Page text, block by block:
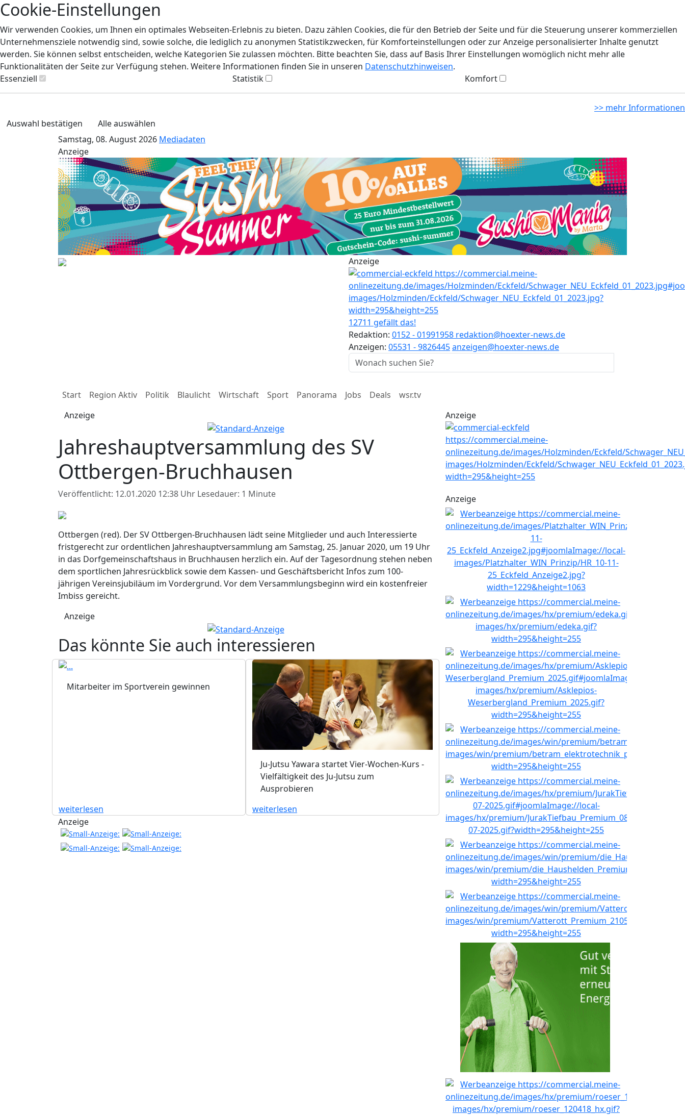
Cookie-Einstellungen
Wir verwenden Cookies, um Ihnen ein optimales Webseiten-Erlebnis zu bieten. Dazu zählen Cookies, die für den Betrieb der Seite und für die Steuerung unserer kommerziellen
Unternehmensziele notwendig sind, sowie solche, die lediglich zu anonymen Statistikzwecken, für Komforteinstellungen oder zur Anzeige personalisierter Inhalte genutzt
werden. Sie können selbst entscheiden, welche Kategorien Sie zulassen möchten. Bitte beachten Sie, dass auf Basis Ihrer Einstellungen womöglich nicht mehr alle
Funktionalitäten der Seite zur Verfügung stehen. Weitere Informationen finden Sie in unseren Datenschutzhinweisen.
Essenziell
Statistik Komfort
>> mehr Informationen
Auswahl bestätigen
Alle auswählen
Samstag, 08. August 2026 Mediadaten
Anzeige
Anzeige
12711 gefällt das!
Redaktion: 0152 - 01991958 redaktion@hoexter-news.de
Anzeigen: 05531 - 9826445anzeigen@hoexter-news.de
Start Region Aktiv Politik Blaulicht Wirtschaft Sport Panorama Jobs Deals
wsr.tv
Anzeige
Jahreshauptversammlung des SV
Ottbergen-Bruchhausen
Veröffentlicht: 12.01.2020 12:38 Uhr Lesedauer: 1 Minute
Ottbergen (red). Der SV Ottbergen-Bruchhausen lädt seine Mitglieder und auch Interessierte
fristgerecht zur ordentlichen Jahreshauptversammlung am Samstag, 25. Januar 2020, um 19 Uhr
in das Dorfgemeinschaftshaus in Bruchhausen herzlich ein. Auf der Tagesordnung stehen neben
dem sportlichen Jahresrückblick sowie dem Kassen- und Geschäftsbericht Infos zum 100-
jährigen Vereinsjubiläum im Vordergrund. Vor dem Versammlungsbeginn wird ein kostenfreier
Imbiss gereicht.
Anzeige
Das könnte Sie auch interessieren
Mitarbeiter im Sportverein gewinnen
weiterlesen
Ju-Jutsu Yawara startet Vier-Wochen-Kurs -
Vielfältigkeit des Ju-Jutsu zum
Ausprobieren
weiterlesen
Anzeige
Anzeige
Anzeige